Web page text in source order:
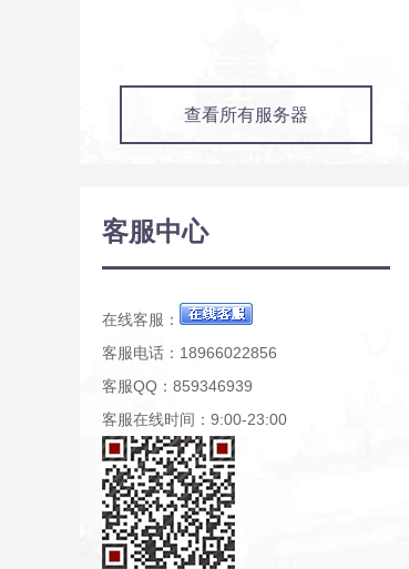
查看所有服务器
客服中心
在线客服：
客服电话：18966022856
客服QQ：859346939
客服在线时间：9:00-23:00